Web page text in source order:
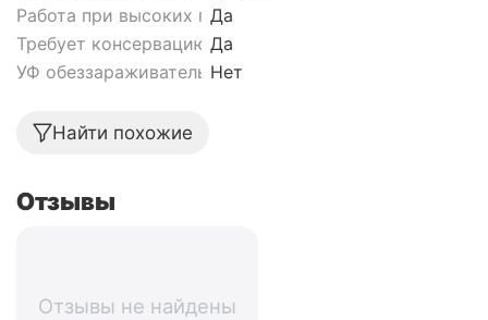
Работа при высоких грунтовых водах септика
Да
Требует консервацию Да
УФ обеззараживатель Нет
Найти похожие
Отзывы
Отзывы не найдены